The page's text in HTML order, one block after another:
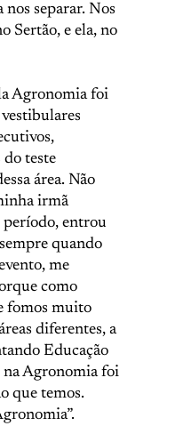
nos separar. Nos
Sertão, e ela, no
Agronomia foi
do teste
área. Não
irmã
período, entrou
quando
me
como
fomos muito
diferentes, a
Educação
Agronomia foi
que temos.